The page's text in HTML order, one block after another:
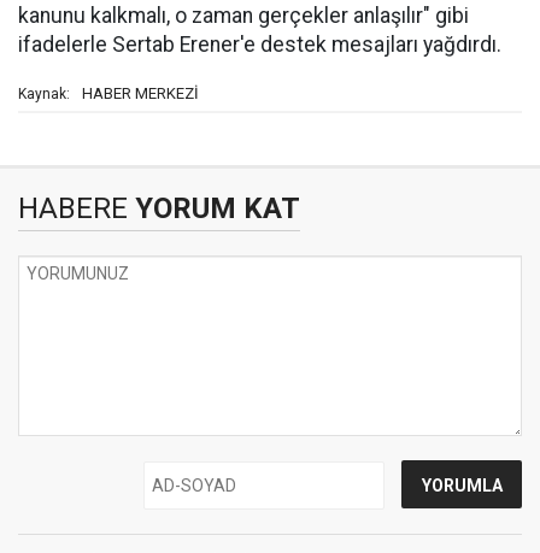
kanunu kalkmalı, o zaman gerçekler anlaşılır" gibi
ifadelerle Sertab Erener'e destek mesajları yağdırdı.
Kaynak: HABER MERKEZİ
HABERE YORUM KAT